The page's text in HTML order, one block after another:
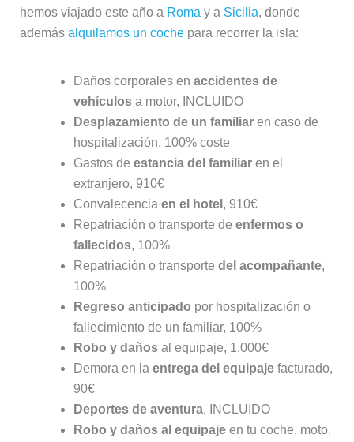
hemos viajado este año a Roma y a Sicilia, donde
además alquilamos un cochepara recorrer la isla:
Daños corporales en accidentes de
vehículosa motor, INCLUIDO
Desplazamiento de un familiaren caso de
hospitalización, 100% coste
Gastos de estancia del familiaren el
extranjero, 910€
Convalecencia en el hotel , 910€
Repatriación o transporte de enfermos o
fallecidos, 100%
Repatriación o transporte del acompañante,
100%
Regreso anticipado por hospitalización o
fallecimiento de un familiar, 100%
Robo y dañosal equipaje, 1.000€
Demora en la entrega del equipajefacturado,
90€
Deportes de aventura, INCLUIDO
Robo y daños al equipajeen tu coche, moto,